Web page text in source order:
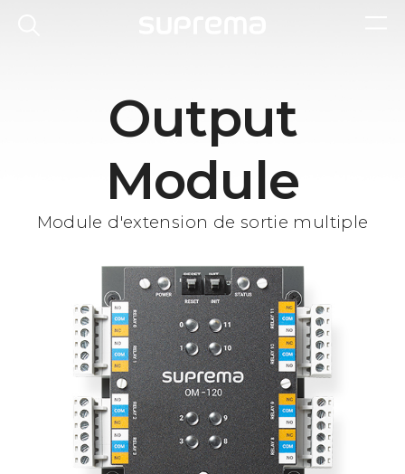
Output
Module
Module d'extension de sortie multiple